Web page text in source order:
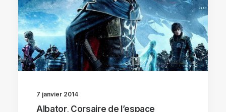
7 janvier 2014
Albator, Corsaire de l’espace